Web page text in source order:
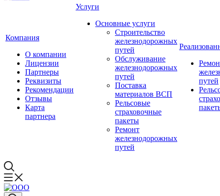
Компания
О компании
Лицензии
Партнеры
Реквизиты
Рекомендации
Отзывы
Карта
партнера
Услуги
Основные услуги
Строительство
железнодорожных
путей
Обслуживание
железнодорожных
путей
Поставка
материалов ВСП
Рельсовые
страховочные
пакеты
Ремонт
железнодорожных
путей
путей